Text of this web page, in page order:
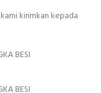
kirimkan kepada